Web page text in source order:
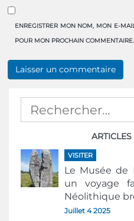
ENREGISTRER MON NOM, MON E-
POUR MON PROCHAIN COMMENTAIRE.
VISITER
Le Musée de
un voyage
Néolithique
Juillet 4 2025